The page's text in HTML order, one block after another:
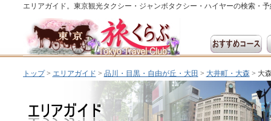
エリアガイド。東京観光タクシー・ジャンボタクシー・ハイヤーの検索・予
トップ> エリアガイド > 品川・目黒・自由が丘・大田 > 大井町・大森 > 大